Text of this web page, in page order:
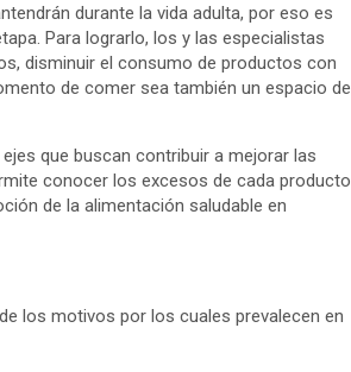
durante la vida adulta, por eso es
Para lograrlo, los y las especialistas
disminuir el consumo de productos con
de comer sea también un espacio de
que buscan contribuir a mejorar las
conocer los excesos de cada producto
de la alimentación saludable en
los motivos por los cuales prevalecen en